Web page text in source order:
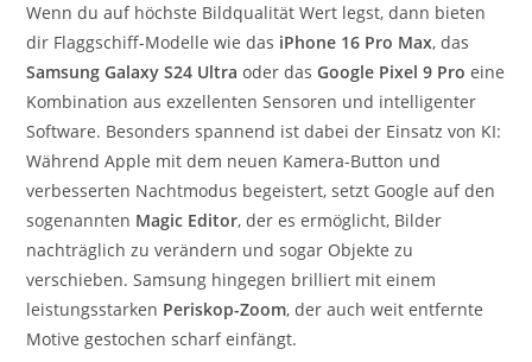
Wenn du auf höchste Bildqualität Wert legst, dann bieten
dir Flaggschiff-Modelle wie das iPhone 16 Pro Max, das
Samsung Galaxy S24 Ultra oder dasGoogle Pixel 9 Pro eine
Kombination aus exzellenten Sensoren und intelligenter
Software. Besonders spannend ist dabei der Einsatz von KI:
Während Apple mit dem neuen Kamera-Button und
verbesserten Nachtmodus begeistert, setzt Google auf den
sogenannten Magic Editor, der es ermöglicht, Bilder
nachträglich zu verändern und sogar Objekte zu
verschieben. Samsung hingegen brilliert mit einem
leistungsstarken Periskop-Zoom, der auch weit entfernte
Motive gestochen scharf einfängt.